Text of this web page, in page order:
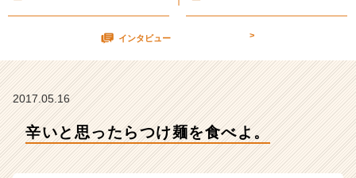
よ。
【株
デ
テ
インタビュー >
2017.05.16
辛いと思ったらつけ麺を食べよ。